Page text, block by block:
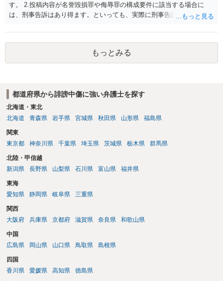
す。 2.投稿内容が名誉毀損罪や侮辱罪の構成要件に該当する場合に
は、刑事告訴はあり得ます。といっても、実際に刑事告訴に動くかど
です。Googleは電話番号の開示請求もできることが多いので、少しで
も特定可能になるよう、複数ルートで開示請求が行われることが多い
です。さらにいえば、利用者からの口コミ投稿の場合、開示請求者は
ある程度対象者を特定できている（ただし証拠による裏付けか必要な
もっとみる
都道府県から誹謗中傷に強い弁護士を探す
北海道・東北
北海道
青森県 岩手県 宮城県 秋田県 山形県 福島県
関東
東京都
神奈川県 千葉県 埼玉県 茨城県 栃木県 群馬県
北陸・甲信越
新潟県
長野県 山梨県 石川県 富山県 福井県
東海
愛知県
静岡県 岐阜県 三重県
関西
大阪府
兵庫県 京都府 滋賀県 奈良県 和歌山県
中国
広島県
岡山県 山口県 鳥取県 島根県
四国
香川県
愛媛県 高知県 徳島県